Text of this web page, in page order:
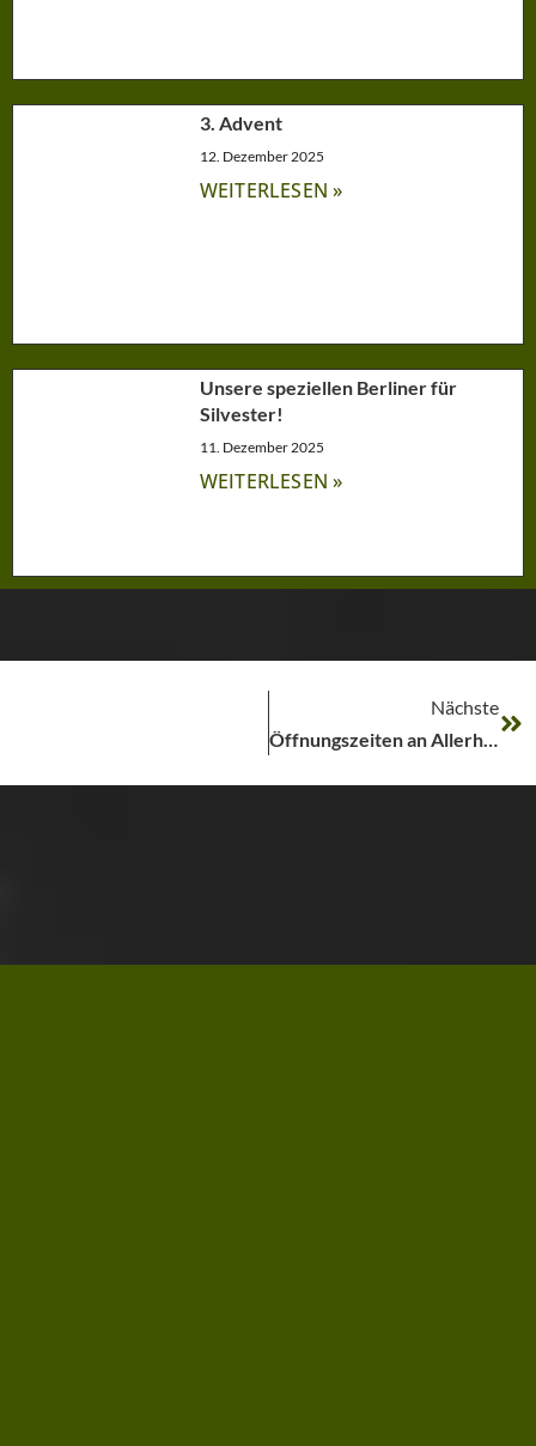
3. Advent
12. Dezember 2025
WEITERLESEN »
Unsere speziellen Berliner für
Silvester!
11. Dezember 2025
WEITERLESEN »
Nächste
Öffnungszeiten an Allerheiligen